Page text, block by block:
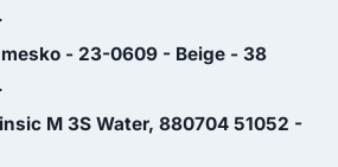
- 23-0609 - Beige - 38
M 3S Water, 880704 51052 -